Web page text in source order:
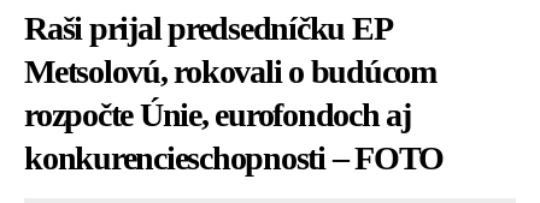
Raši prijal predsedníčku EP
Metsolovú, rokovali o budúcom
rozpočte Únie, eurofondoch aj
konkurencieschopnosti – FOTO